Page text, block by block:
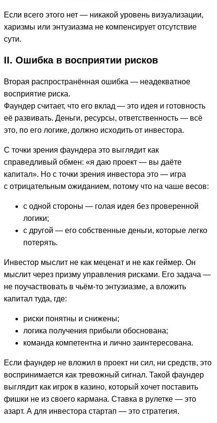
Если всего этого нет — никакой уровень визуализации,
харизмы или энтузиазма не компенсирует отсутствие
сути.
II. Ошибка в восприятии рисков
Вторая распространённая ошибка — неадекватное
восприятие риска.
Фаундер считает, что его вклад — это идея и готовность
её развивать. Деньги, ресурсы, ответственность — всё
это, по его логике, должно исходить от инвестора.
С точки зрения фаундера это выглядит как
справедливый обмен: «я даю проект — вы даёте
капитал». Но с точки зрения инвестора это — игра
с отрицательным ожиданием, потому что на чаше весов:
с одной стороны — голая идея без проверенной
логики;
с другой — его собственные деньги, которые легко
потерять.
Инвестор мыслит не как меценат и не как геймер. Он
мыслит через призму управления рисками. Его задача —
не поучаствовать в чьём-то энтузиазме, а вложить
капитал туда, где:
риски понятны и снижены;
логика получения прибыли обоснована;
команда компетентна и лично заинтересована.
Если фаундер не вложил в проект ни сил, ни средств, это
воспринимается как тревожный сигнал. Такой фаундер
выглядит как игрок в казино, который хочет поставить
фишки не из своего кармана. Ставка в рулетке — это
азарт. А для инвестора стартап — это стратегия.